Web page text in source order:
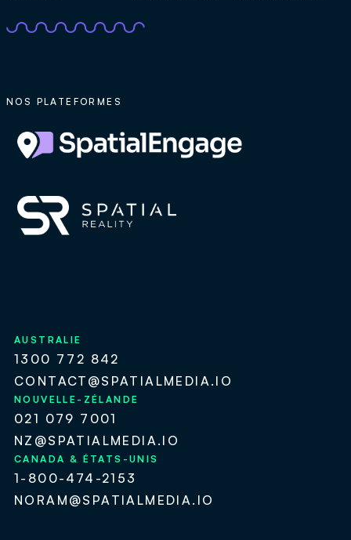
NOS PLATEFORMES
AUSTRALIE
1300 772 842
CONTACT@SPATIALMEDIA.IO
NOUVELLE-ZÉLANDE
021 079 7001
NZ@SPATIALMEDIA.IO
CANADA & ÉTATS-UNIS
1-800-474-2153
NORAM@SPATIALMEDIA.IO